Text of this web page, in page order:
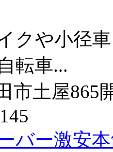
クや小径
転車...
市土屋865
バー激安